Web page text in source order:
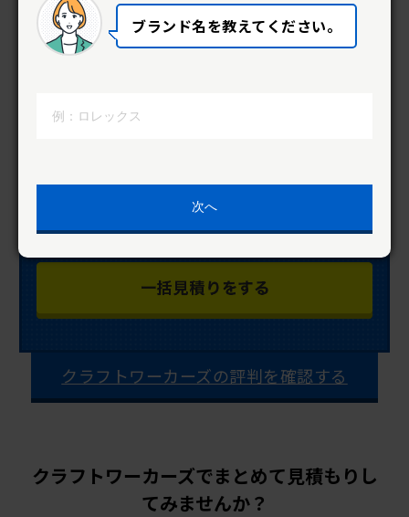
クラフトワーカーズの評判を確認する
クラフトワーカーズでまとめて見積もりし
てみませんか？
ブランド名を教えてください。
次へ